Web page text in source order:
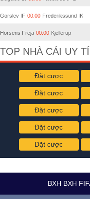
Gorslev IF 00:00 Frederikssund IK
Horsens Freja 00:00 Kjellerup
TOP NHÀ CÁI UY
Đặt cược
Đặt cược
Đặt cược
Đặt cược
Đặt cược
BXH BXH